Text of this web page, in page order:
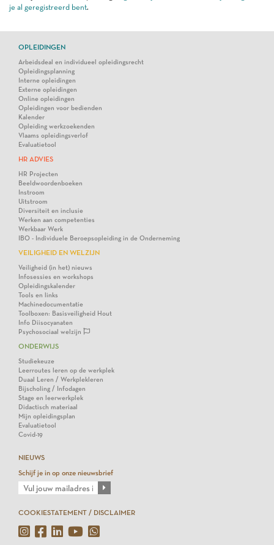
je al geregistreerd bent.
OPLEIDINGEN
Arbeidsdeal en individueel opleidingsrecht
Opleidingsplanning
Interne opleidingen
Externe opleidingen
Online opleidingen
Opleidingen voor bedienden
Kalender
Opleiding werkzoekenden
Vlaams opleidingsverlof
Evaluatietool
HR ADVIES
HR Projecten
Beeldwoordenboeken
Instroom
Uitstroom
Diversiteit en inclusie
Werken aan competenties
Werkbaar Werk
IBO - Individuele Beroepsopleiding in de Onderneming
VEILIGHEID EN WELZIJN
Veiligheid (in het) nieuws
Infosessies en workshops
Opleidingskalender
Tools en links
Machinedocumentatie
Toolboxen: Basisveiligheid Hout
Info Diisocyanaten
Psychosociaal welzijn
ONDERWIJS
Studiekeuze
Leerroutes leren op de werkplek
Duaal Leren / Werkplekleren
Bijscholing / Infodagen
Stage en leerwerkplek
Didactisch materiaal
Mijn opleidingsplan
Evaluatietool
Covid-19
NIEUWS
Schijf je in op onze nieuwsbrief
COOKIESTATEMENT / DISCLAIMER